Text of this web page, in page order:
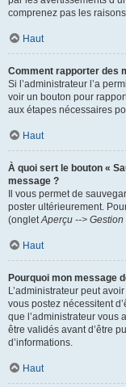
comprenez pas les
Haut
Comment rapporter des
Si l’administrateur l’a
voir un bouton pour
aux étapes nécessaires
Haut
À quoi sert le bouton «
message ?
Il vous permet de
poster ultérieurement.
(ongletAperçu -->
Haut
Pourquoi mon message
L’administrateur peut
vous postez nécessitent
que l’administrateur vous
être validés avant d’être
d’informations.
Haut